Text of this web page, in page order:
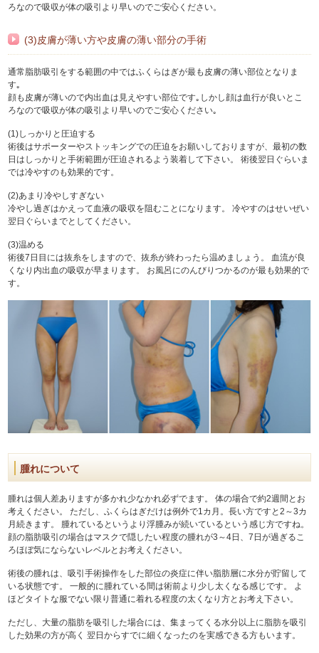
ろなので吸収が体の吸引より早いのでご安心ください。
(3)皮膚が薄い方や皮膚の薄い部分の手術
通常脂肪吸引をする範囲の中ではふくらはぎが最も皮膚の薄い部位となりま
す｡
顔も皮膚が薄いので内出血は見えやすい部位です｡しかし顔は血行が良いとこ
ろなので吸収が体の吸引より早いのでご安心ください｡
(1)しっかりと圧迫する
術後はサポーターやストッキングでの圧迫をお願いしておりますが、最初の数
日はしっかりと手術範囲が圧迫されるよう装着して下さい。 術後翌日ぐらいま
では冷やすのも効果的です。
(2)あまり冷やしすぎない
冷やし過ぎはかえって血液の吸収を阻むことになります。 冷やすのはせいぜい
翌日ぐらいまでとしてください。
(3)温める
術後7日目には抜糸をしますので、抜糸が終わったら温めましょう。 血流が良
くなり内出血の吸収が早まります。 お風呂にのんびりつかるのが最も効果的で
す。
腫れについて
腫れは個人差ありますが多かれ少なかれ必ずでます。 体の場合で約2週間とお
考えください。 ただし、ふくらはぎだけは例外で1カ月。長い方ですと2～3カ
月続きます。 腫れているというより浮腫みが続いているという感じ方ですね。
顔の脂肪吸引の場合はマスクで隠したい程度の腫れが3～4日、7日が過ぎるこ
ろほぼ気にならないレベルとお考えください。
術後の腫れは、吸引手術操作をした部位の炎症に伴い脂肪層に水分が貯留して
いる状態です。 一般的に腫れている間は術前より少し太くなる感じです。 よ
ほどタイトな服でない限り普通に着れる程度の太くなり方とお考え下さい。
ただし、大量の脂肪を吸引した場合には、集まってくる水分以上に脂肪を吸引
した効果の方が高く 翌日からすでに細くなったのを実感できる方もいます。